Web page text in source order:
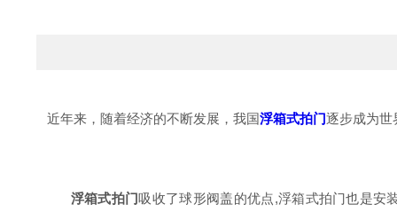
近年来，随着经济的不断发展，我国浮箱式拍门逐步成为世
浮箱式拍门吸收了球形阀盖的优点,浮箱式拍门也是安